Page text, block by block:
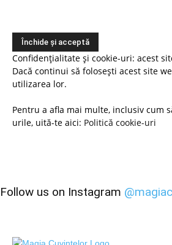
Confidențialitate și cookie-uri: acest
Dacă continui să folosești acest site
utilizarea lor.
Pentru a afla mai multe, inclusiv cum
urile, uită-te aici: Politică cookie-uri
Follow us on Instagram